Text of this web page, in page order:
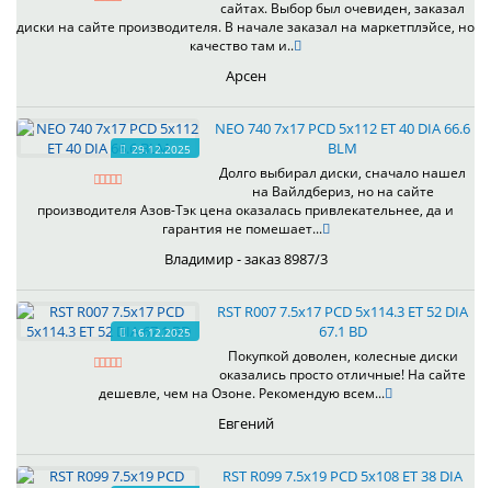
сайтах. Выбор был очевиден, заказал
диски на сайте производителя. В начале заказал на маркетплэйсе, но
качество там и..
Арсен
29.12.2025
NEO 740 7x17 PCD 5x112 ET 40 DIA 66.6
BLM
Долго выбирал диски, сначало нашел
на Вайлдбериз, но на сайте
производителя Азов-Тэк цена оказалась привлекательнее, да и
гарантия не помешает...
Владимир - заказ 8987/3
16.12.2025
RST R007 7.5x17 PCD 5x114.3 ET 52 DIA
67.1 BD
Покупкой доволен, колесные диски
оказались просто отличные! На сайте
дешевле, чем на Озоне. Рекомендую всем...
Евгений
RST R099 7.5x19 PCD 5x108 ET 38 DIA